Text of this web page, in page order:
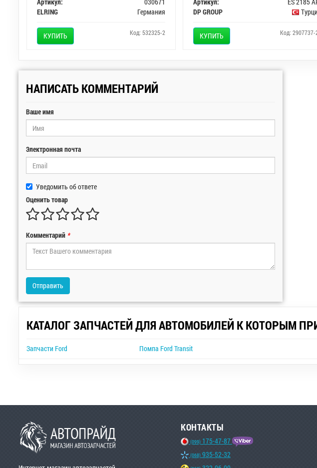
ELRING
Германия
КУПИТЬ Код: 532325-2
DP GROUP
КУПИТЬ Код: 2907737-
НАПИСАТЬ КОММЕНТАРИЙ
Ваше имя
Электронная почта
Уведомить об ответе
Оценить товар
Комментарий *
Отправить
КАТАЛОГ ЗАПЧАСТЕЙ ДЛЯ АВТОМОБИЛЕЙ К КОТОРЫМ
Запчасти Ford Помпа Ford Transit
КОНТАКТЫ
(099) 175-47-87
(068) 935-52-32